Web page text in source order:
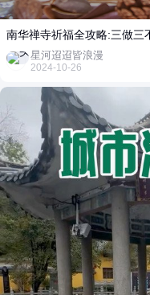
南华禅寺祈福全攻略:三做三
星河迢迢皆浪漫
2024-10-26